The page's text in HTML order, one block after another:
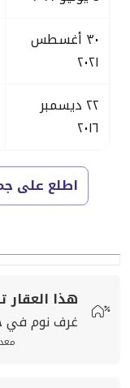
٣٠ أغسطس
٢٠٢١
٢٢ ديسمبر
٢٠١٦
اطلع على
هذا العقار
غرف نوم في